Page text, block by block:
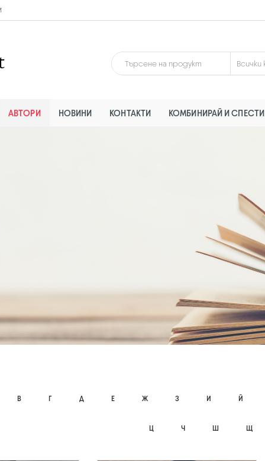
АВТОРИ НОВИНИ КОНТАКТИ КОМБИНИРАЙ И СПЕСТИ
В Г Д Е Ж З И Й
Ц Ч Ш Щ